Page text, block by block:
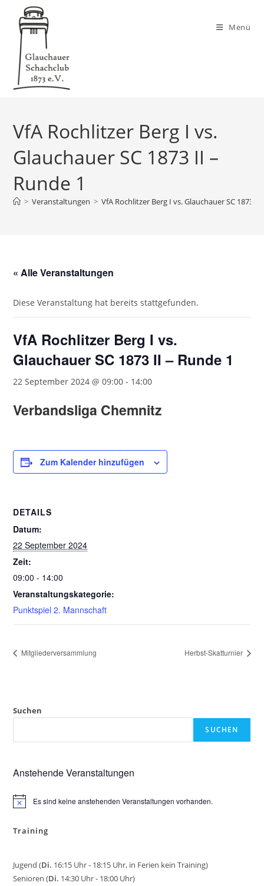
Inhalt
springen
Menü
VfA Rochlitzer Berg I vs.
Glauchauer SC 1873 II –
Runde 1
> Veranstaltungen > VfA Rochlitzer Berg I vs. Glauchauer SC 1873 II
« Alle Veranstaltungen
Diese Veranstaltung hat bereits stattgefunden.
VfA Rochlitzer Berg I vs.
Glauchauer SC 1873 II – Runde 1
22 September 2024 @ 09:00 - 14:00
Verbandsliga Chemnitz
Zum Kalender hinzufügen
DETAILS
Datum:
22 September 2024
Zeit:
09:00 - 14:00
Veranstaltungskategorie:
Punktspiel 2. Mannschaft
Mitgliederversammlung Herbst-Skatturnier
Suchen
SUCHEN
Anstehende Veranstaltungen
H
w
s
Es sind keine anstehenden Veranstaltungen vorhanden.
Training
Jugend (Di. 16:15 Uhr - 18:15 Uhr, in Ferien kein Training)
Senioren (Di. 14:30 Uhr - 18:00 Uhr)